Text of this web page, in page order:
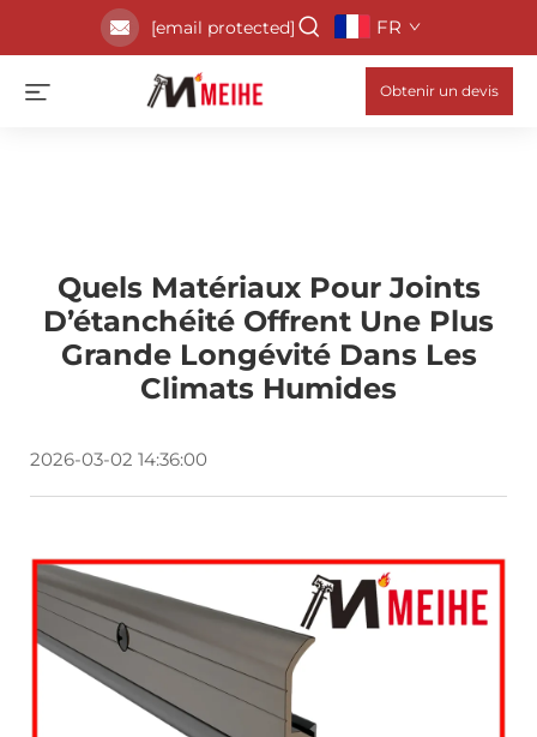
[email protected] FR
Obtenir un devis
Quels Matériaux Pour Joints
D’étanchéité Offrent Une Plus
Grande Longévité Dans Les
Climats Humides
2026-03-02 14:36:00